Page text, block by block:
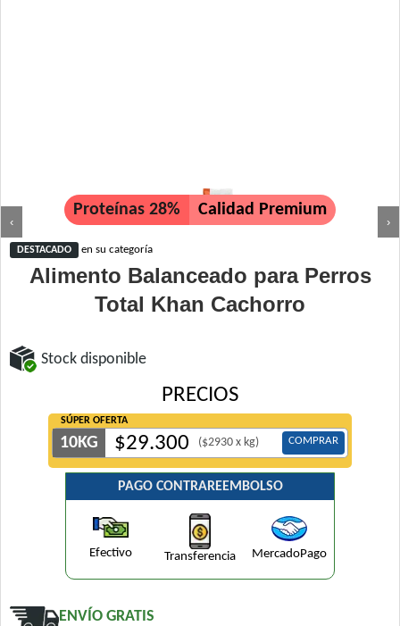
‹ ›
Proteínas 28% Calidad Premium
DESTACADO en su categoría
Alimento Balanceado para Perros
Total Khan Cachorro
Stock disponible
PRECIOS
SÚPER OFERTA
10KG $29.300 ($2930 x kg) COMPRAR
PAGO CONTRAREEMBOLSO
Efectivo Transferencia MercadoPago
ENVÍO GRATIS